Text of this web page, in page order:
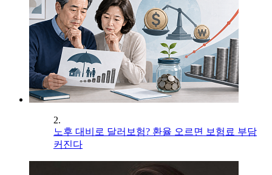
2.
노후 대비로 달러보험? 환율 오르면 보험료 부담
커진다